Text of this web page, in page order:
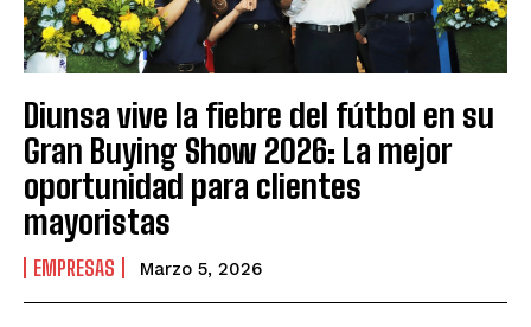
Diunsa vive la fiebre del fútbol en su
Gran Buying Show 2026: La mejor
oportunidad para clientes
mayoristas
EMPRESAS Marzo 5, 2026